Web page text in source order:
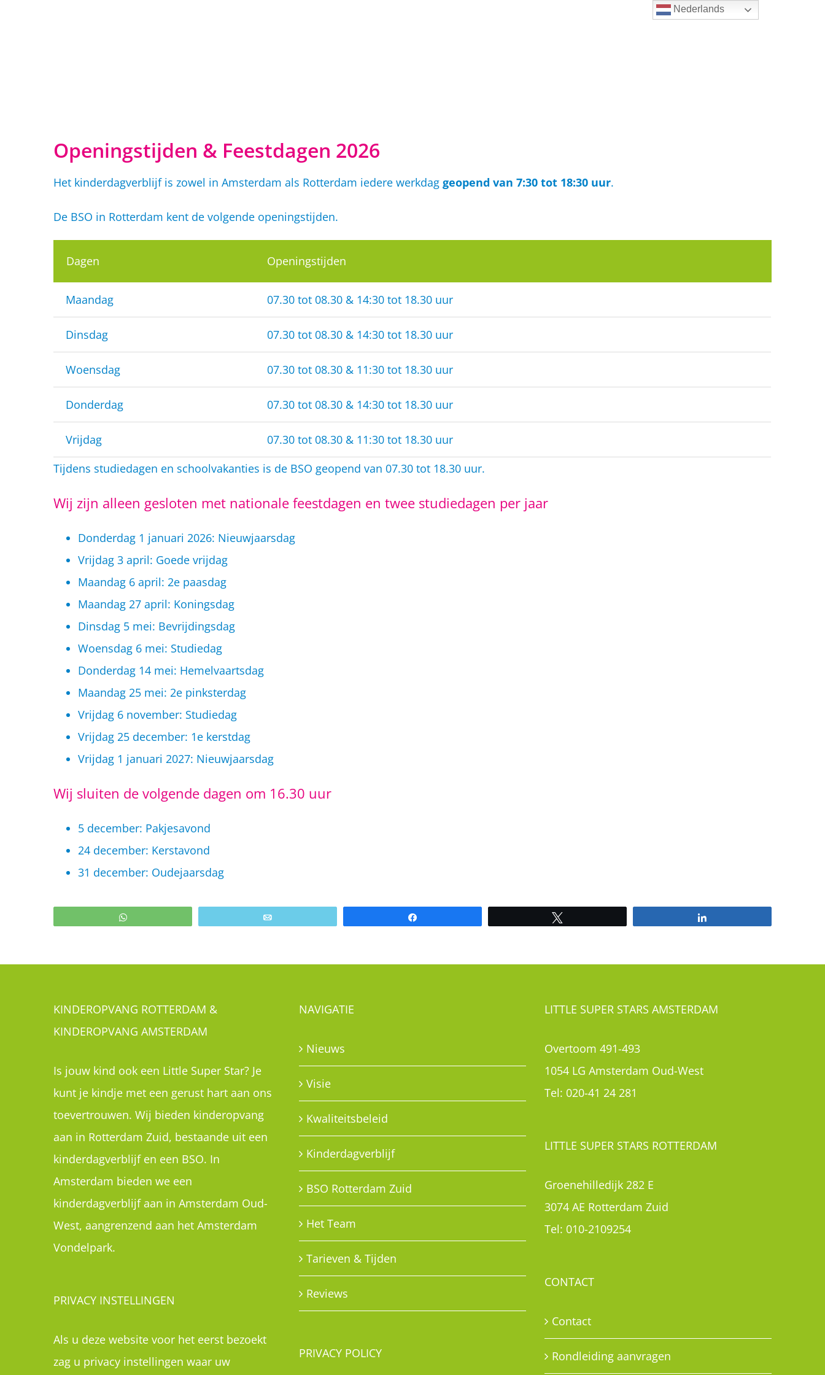
Openingstijden & Feestdagen 2026
Het kinderdagverblijf is zowel in Amsterdam als Rotterdam iedere werkdag geopend van 7:30 tot 18:30 uur.
De BSO in Rotterdam kent de volgende openingstijden.
Dagen Openingstijden
Maandag 07.30 tot 08.30 & 14:30 tot 18.30 uur
Dinsdag 07.30 tot 08.30 & 14:30 tot 18.30 uur
Woensdag 07.30 tot 08.30 & 11:30 tot 18.30 uur
Donderdag 07.30 tot 08.30 & 14:30 tot 18.30 uur
Vrijdag
07.30 tot 08.30 & 11:30 tot 18.30 uur
Tijdens studiedagen en schoolvakanties is de BSO geopend van 07.30 tot 18.30 uur.
Wij zijn alleen gesloten met nationale feestdagen en twee studiedagen per jaar
Donderdag 1 januari 2026: Nieuwjaarsdag
Vrijdag 3 april: Goede vrijdag
Maandag 6 april: 2e paasdag
Maandag 27 april: Koningsdag
Dinsdag 5 mei: Bevrijdingsdag
Woensdag 6 mei: Studiedag
Donderdag 14 mei: Hemelvaartsdag
Maandag 25 mei: 2e pinksterdag
Vrijdag 6 november: Studiedag
Vrijdag 25 december: 1e kerstdag
Vrijdag 1 januari 2027: Nieuwjaarsdag
Wij sluiten de volgende dagen om 16.30 uur
5 december: Pakjesavond
24 december: Kerstavond
31 december: Oudejaarsdag
KINDEROPVANG ROTTERDAM &
KINDEROPVANG AMSTERDAM
Is jouw kind ook een Little Super Star? Je
kunt je kindje met een gerust hart aan ons
toevertrouwen. Wij bieden kinderopvang
aan in Rotterdam Zuid, bestaande uit een
kinderdagverblijf en een BSO. In
Amsterdam bieden we een
kinderdagverblijf aan in Amsterdam Oud-
West, aangrenzend aan het Amsterdam
Vondelpark.
PRIVACY INSTELLINGEN
Als u deze website voor het eerst bezoekt
zag u privacy instellingen waar uw
NAVIGATIE
Nieuws
Visie
Kwaliteitsbeleid
Kinderdagverblijf
BSO Rotterdam Zuid
Het Team
Tarieven & Tijden
Reviews
PRIVACY POLICY
LITTLE SUPER STARS AMSTERDAM
Overtoom 491-493
1054 LG Amsterdam Oud-West
Tel: 020-41 24 281
LITTLE SUPER STARS ROTTERDAM
Groenehilledijk 282 E
3074 AE Rotterdam Zuid
Tel: 010-2109254
CONTACT
Contact
Rondleiding aanvragen
Nederlands